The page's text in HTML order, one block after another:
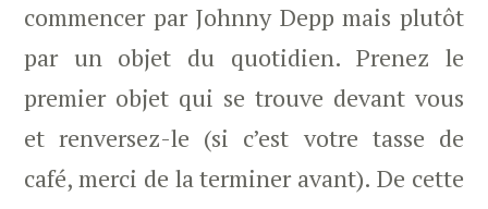
commencer par Johnny Depp mais plutôt
par un objet du quotidien. Prenez le
premier objet qui se trouve devant vous
et renversez-le (si c’est votre tasse de
café, merci de la terminer avant). De cette